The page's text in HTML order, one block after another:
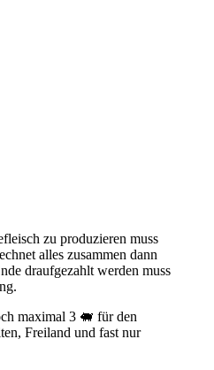
zu produzieren muss
alles zusammen dann
draufgezahlt werden muss
maximal 3 🐖 für den
Freiland und fast nur